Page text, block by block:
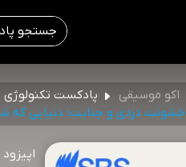
اکو موسیقی پادکست تکنولوژی
خشونت دزدی و جنایت؛ دنیایی
اپیزود